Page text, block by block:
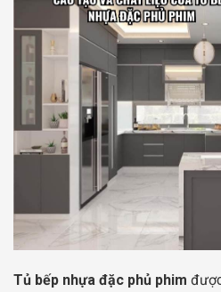
Tủ bếp nhựa đặc phủ phim